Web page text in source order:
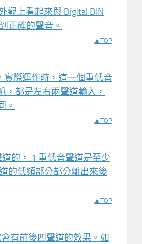
觀上看起來與 Digital DIN
正確的聲音。
▲TOP
實際運作時，這一個重低音
，都是左右兩聲道輸入，
。
▲TOP
的，.1 重低音聲道是至少
的低頻部分都分離出來後
▲TOP
有前後四聲道的效果。如